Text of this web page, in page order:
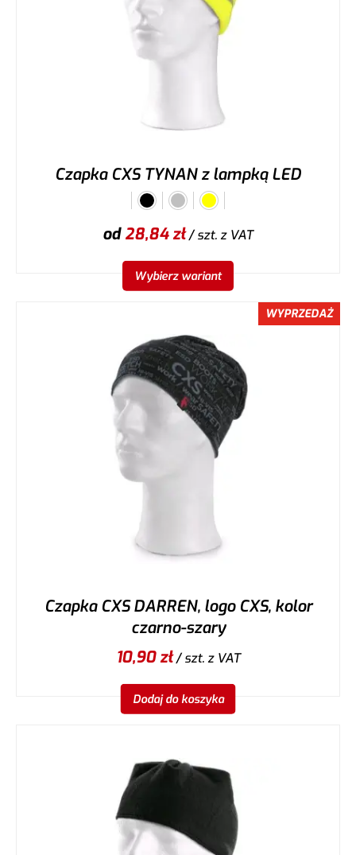
Czapka CXS TYNAN z lampką LED
od28,84zł/ szt.z VAT
Wybierz wariant
WYPRZEDAŻ
Czapka CXS DARREN, logo CXS, kolor
czarno-szary
10,90zł/ szt.z VAT
Dodaj do koszyka